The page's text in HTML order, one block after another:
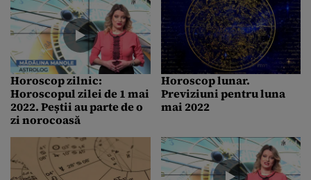
Horoscop zilnic:
Horoscopul zilei de 1 mai
2022. Peștii au parte de o
zi norocoasă
Horoscop lunar.
Previziuni pentru luna
mai 2022